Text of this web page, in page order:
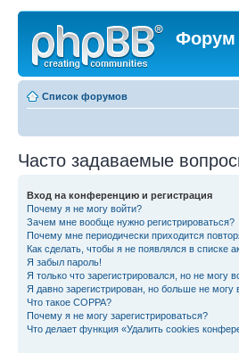
Форум
Список форумов
Часто задаваемые
Вход на конференцию и регистрация
Почему я не могу войти?
Зачем мне вообще нужно регистрироваться?
Почему мне периодически приходится
Как сделать, чтобы я не появлялся в списке
Я забыл пароль!
Я только что зарегистрировался, но не могу
Я давно зарегистрирован, но больше не могу
Что такое COPPA?
Почему я не могу зарегистрироваться?
Что делает функция «Удалить cookies